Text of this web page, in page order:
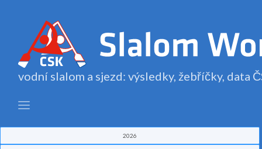
vodní slalom a sjezd: výsledky, žebříčky, data
2026